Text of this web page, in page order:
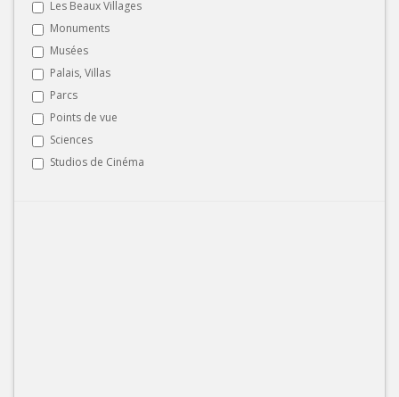
Les Beaux Villages
Monuments
Musées
Palais, Villas
Parcs
Points de vue
Sciences
Studios de Cinéma